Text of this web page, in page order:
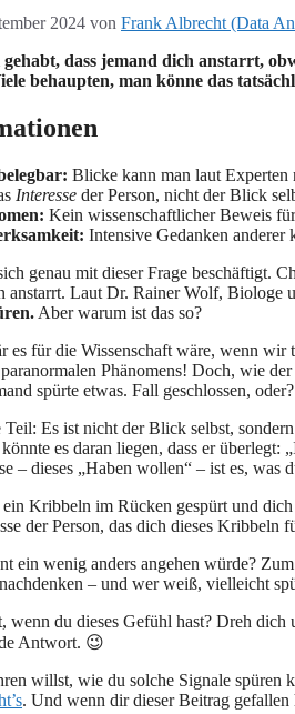
2024 von Frank Albrecht (Data
dass jemand dich anstarrt,
behaupten, man könne das
Blicke kann man laut Experten
Interesse der Person, nicht der Blick
Kein wissenschaftlicher Beweis
Intensive Gedanken anderer
genau mit dieser Frage beschäftigt.
anstarrt. Laut Dr. Rainer Wolf,
Aber warum ist das so?
es für die Wissenschaft wäre, wenn
Phänomens! Doch, wie
spürte etwas. Fall geschlossen, oder?
Es ist nicht der Blick selbst,
es daran liegen, dass er
– dieses „Haben wollen“ – ist es, was
Kribbeln im Rücken gespürt und
der Person, das dich dieses Kribbeln
ein wenig anders angehen würde?
– und wer weiß, vielleicht
wenn du dieses Gefühl hast? Dreh
Antwort. 😉
willst, wie du solche Signale spüren
. Und wenn dir dieser Beitrag gefallen